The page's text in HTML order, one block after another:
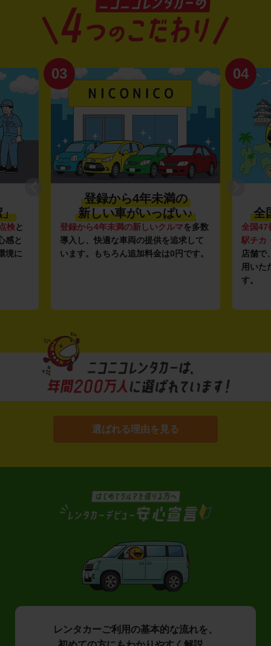
」
検と
感と
境に
03
登録から4年未満の
新しい車がいっぱい♪
登録から4年未満の新しいクルマを多数
導入し、快適な車両の提供を追求して
います。もちろん追加料金は0円です。
04
全
全国47
駅チカ
店舗で
用いた
す。
選ばれる理由を見る
レンタカーご利用の基本的な流れを、